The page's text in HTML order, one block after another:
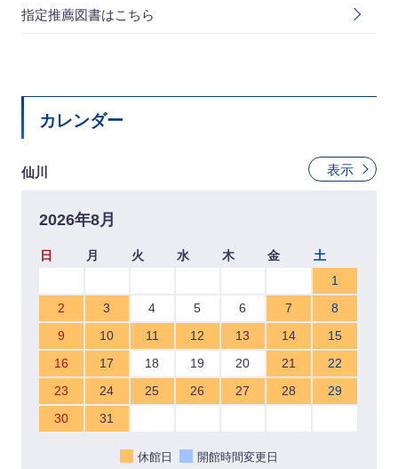
指定推薦図書はこちら
カレンダー
仙川 表示
2026年8月
日 月 火 水 木 金
土
1
2
3 4 5 6 7
8
9
10 11 12 13 14
15
16
17 18 19 20 21
22
23
24 25 26 27 28
29
30
31
休館日 開館時間変更日